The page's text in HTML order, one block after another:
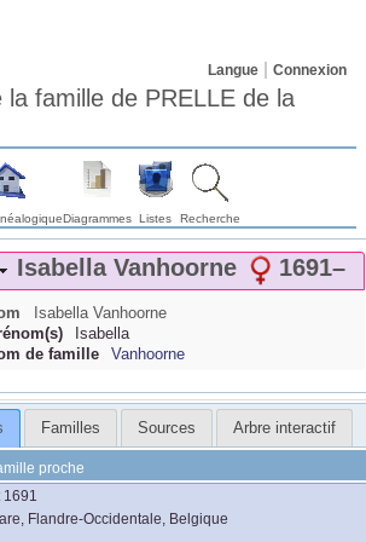
Langue Connexion
la famille de PRELLE de la
Diagrammes Listes Recherche
Isabella Vanhoorne 1691–
Isabella Vanhoorne
Isabella
de famille
Vanhoorne
Familles Sources Arbre interactif
proche
1691
Flandre-Occidentale, Belgique